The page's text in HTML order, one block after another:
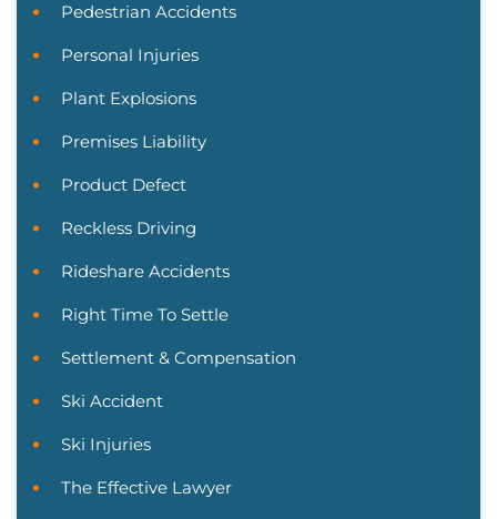
Pedestrian Accidents
Personal Injuries
Plant Explosions
Premises Liability
Product Defect
Reckless Driving
Rideshare Accidents
Right Time To Settle
Settlement & Compensation
Ski Accident
Ski Injuries
The Effective Lawyer